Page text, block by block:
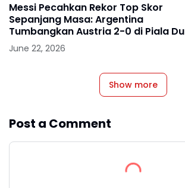
Messi Pecahkan Rekor Top Skor
Sepanjang Masa: Argentina
Tumbangkan Austria 2-0 di Piala
2026
June 22, 2026
Show more
Post a Comment